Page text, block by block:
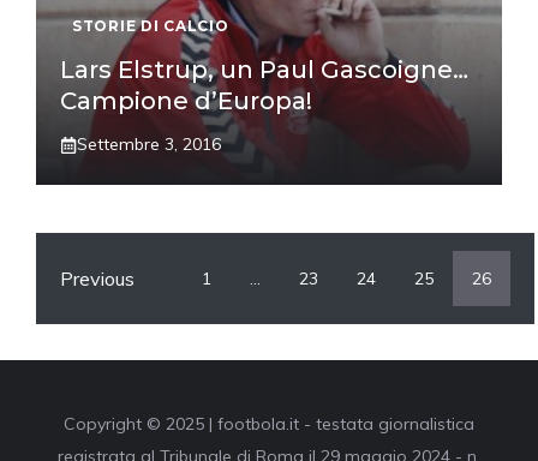
STORIE DI CALCIO
Lars Elstrup, un Paul Gascoigne…
Campione d’Europa!
Settembre 3, 2016
Previous 1 … 23 24 25 26
Copyright © 2025 | footbola.it - testata giornalistica
registrata al Tribunale di Roma il 29 maggio 2024 - n.